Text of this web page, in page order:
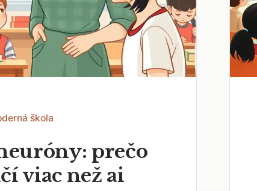
škola
prečo
viac než ai